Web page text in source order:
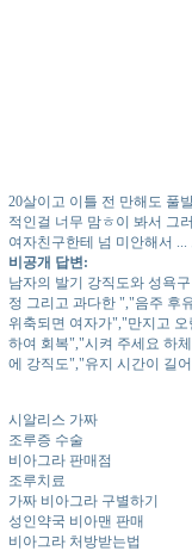
20살이고 이틀 전 만해도 풀
적인걸 너무 맘ㅎ이 봐서 그
여자친구한테 넘 미안해서
비공개 답변:
남자의 발기 강직도와 성욕
정 그리고 과다한 ","음주 후
위축되면 여자가","만지고
하여 회복","시켜 주세요 하
에 강직도","유지 시간이 길
시알리스 가짜
조루증 수술
비아그라 판매점
조루치료
가짜 비아그라 구별하기
성인약국 비아맨 판매
비아그라 처방받는법